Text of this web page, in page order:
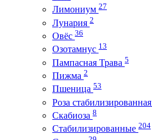
Лимониум 27
Лунария 2
Овёс 36
Озотамнус 13
Пампасная Трава 5
Пижма 2
Пшеница 53
Роза стабилизированная
Скабиоза 8
Стабилизированные 204